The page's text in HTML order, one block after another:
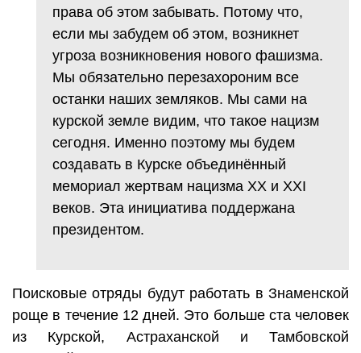
права об этом забывать. Потому что,
если мы забудем об этом, возникнет
угроза возникновения нового фашизма.
Мы обязательно перезахороним все
останки наших земляков. Мы сами на
курской земле видим, что такое нацизм
сегодня. Именно поэтому мы будем
создавать в Курске объединённый
мемориал жертвам нацизма XX и XXI
веков. Эта инициатива поддержана
президентом.
Поисковые отряды будут работать в Знаменской
роще в течение 12 дней. Это больше ста человек
из Курской, Астраханской и Тамбовской